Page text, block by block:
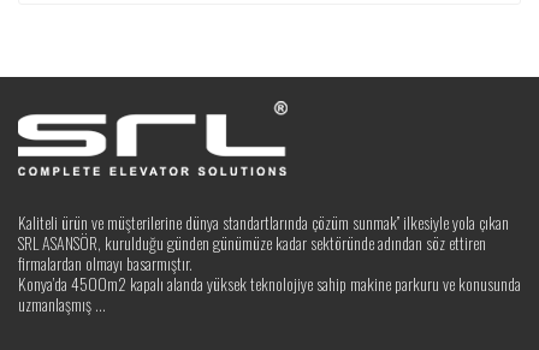
Kaliteli ürün ve müşterilerine dünya standartlarında çözüm sunmak” ilkesiyle yola çıkan
SRL ASANSÖR, kurulduğu günden günümüze kadar sektöründe adından söz ettiren
firmalardan olmayı basarmıştır.
Konya’da 4500m2 kapalı alanda yüksek teknolojiye sahip makine parkuru ve konusunda
uzmanlaşmış ...